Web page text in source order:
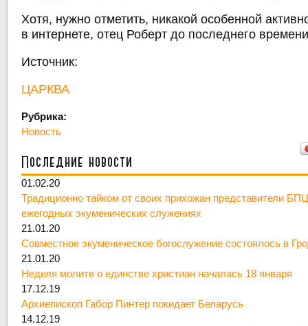
Хотя, нужно отметить, никакой особенной
в интернете, отец Роберт до последнего
Источник:
ЦАРКВА
Рубрика:
Новость
Последние новости
01.02.20
Традиционно тайком от своих прихожан представители
ежегодных экуменических служениях
21.01.20
Совместное экуменическое богослужение состоялось в
21.01.20
Неделя молитв о единстве христиан началась 18 января
17.12.19
Архиепископ Габор Пинтер покидает Беларусь
14.12.19